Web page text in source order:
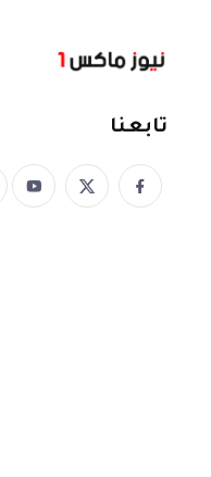
القائم
تابعنا
أول
تنفيذا
نيوز